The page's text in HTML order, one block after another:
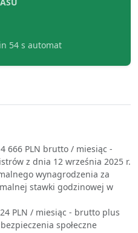
54 s automat
4 666 PLN brutto / miesiąc -
z dnia 12 września 2025 r.
wynagrodzenia za
stawki godzinowej w
PLN / miesiąc - brutto plus
społeczne